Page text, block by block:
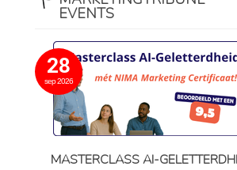
EVENTS
28
sep 2026
MASTERCLASS AI-